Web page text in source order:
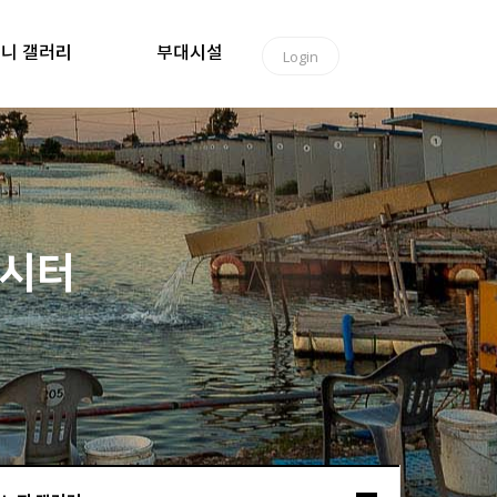
갤러리 부대시설 Login
터